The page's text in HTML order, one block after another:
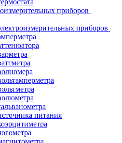
приборов
приборов
питания